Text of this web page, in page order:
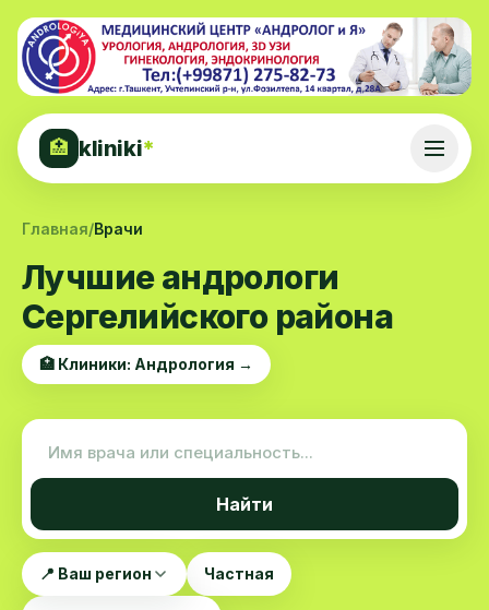
🏥 kliniki*
Главная/Врачи
Лучшие андрологи
Сергелийского района
🏥 Клиники: Андрология →
Найти
📍 Ваш регион Частная